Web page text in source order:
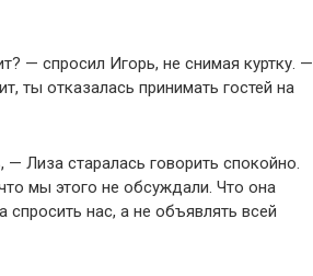
— спросил Игорь, не снимая куртку. —
ты отказалась принимать гостей на
Лиза старалась говорить спокойно.
мы этого не обсуждали. Что она
нас, а не объявлять всей